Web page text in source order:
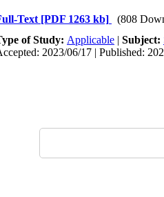
Text [PDF 1263 kb]
(808
of Study: Applicable | Subject:
2023/06/17 | Published: